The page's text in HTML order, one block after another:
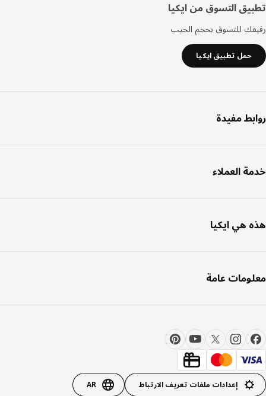
التسوق من ايكيا
للتسوق بحجم الجيب
حمل تطبيق ايكيا
مفيدة
العملاء
هي ايكيا
عامة
إعدادات ملفات تعريف الارتباط AR